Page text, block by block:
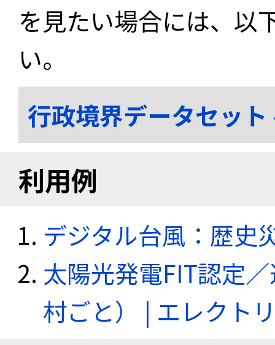
を見たい場合には、以
い。
行政境界データセッ
利用例
デジタル台風：歴史
太陽光発電FIT認定
村ごと） | エレクト